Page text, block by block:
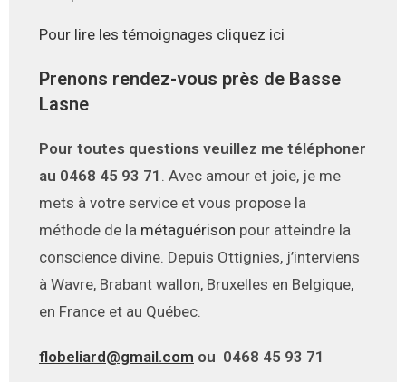
Pour lire les témoignages cliquez ici
Prenons rendez-vous près de Basse
Lasne
Pour toutes questions veuillez me téléphoner
au 0468 45 93 71 . Avec amour et joie, je me
mets à votre service et vous propose la
méthode de la métaguérison pour atteindre la
conscience divine. Depuis Ottignies, j’interviens
à Wavre, Brabant wallon, Bruxelles en Belgique,
en France et au Québec.
flobeliard@gmail.com ou 0468 45 93 71